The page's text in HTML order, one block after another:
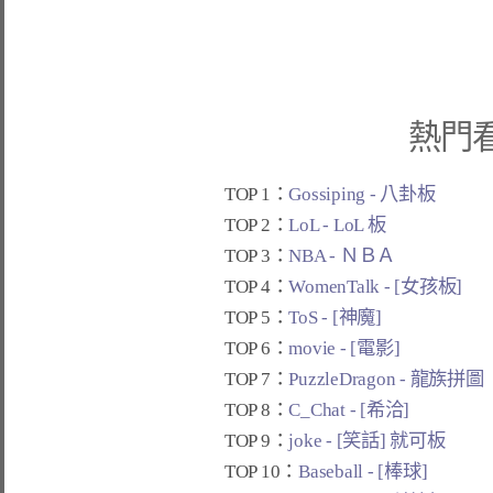
熱門
TOP 1：Gossiping - 八卦板
TOP 2：LoL - LoL 板
TOP 3：NBA - ＮＢＡ
TOP 4：WomenTalk - [女孩板]
TOP 5：ToS - [神魔]
TOP 6：movie - [電影]
TOP 7：PuzzleDragon - 龍族拼圖
TOP 8：C_Chat - [希洽]
TOP 9：joke - [笑話] 就可板
TOP 10：Baseball - [棒球]